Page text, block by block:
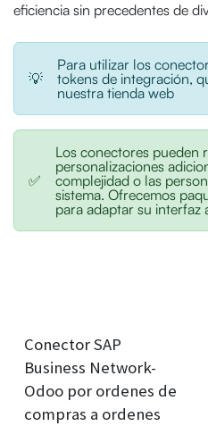
eficiencia sin precedentes de
💡
Para utilizar los
tokens de integración,
nuestra tienda web
✅
Los conectores pueden
personalizaciones
complejidad o las
sistema. Ofrecemos
para adaptar su interfaz
Conector SAP
Business Network-
Odoo por ordenes de
compras a ordenes